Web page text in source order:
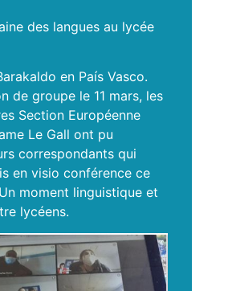
des langues au lycée
en País Vasco.
de groupe le 11 mars, les
Section Européenne
Le Gall ont pu
correspondants qui
en visio conférence ce
moment linguistique et
lycéens.